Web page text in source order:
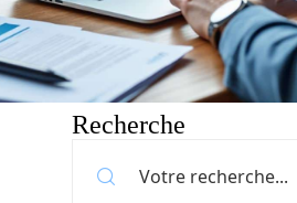
Recherche